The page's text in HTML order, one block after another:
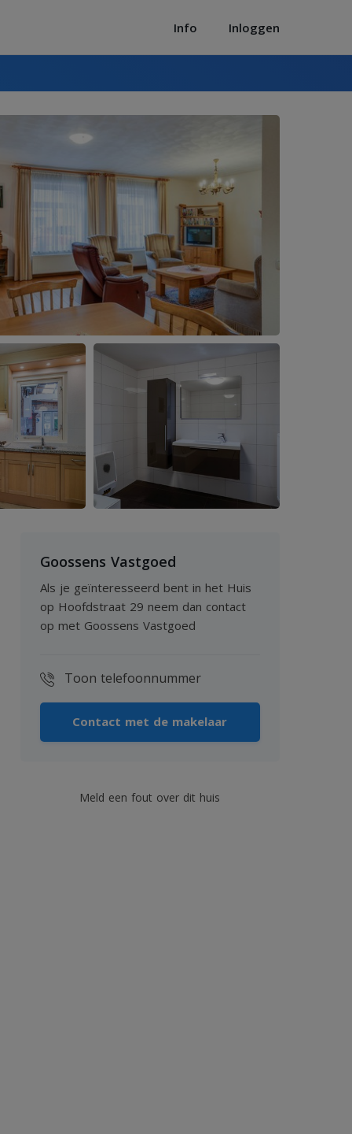
Info Inloggen
Goossens Vastgoed
Als je geïnteresseerd bent in het Huis
op Hoofdstraat 29 neem dan contact
op met Goossens Vastgoed
Toon telefoonnummer
Contact met de makelaar
Meld een fout over dit huis